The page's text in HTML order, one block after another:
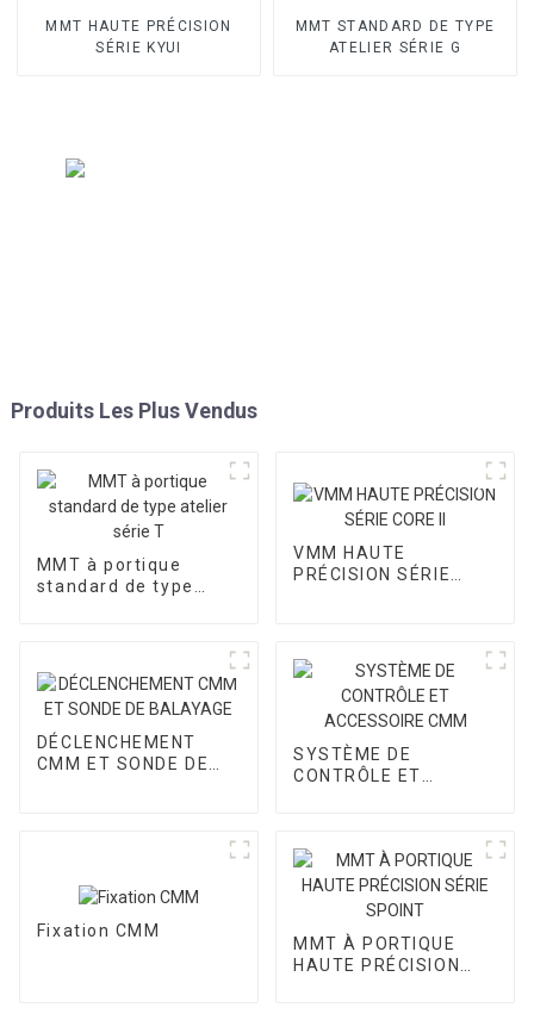
MMT HAUTE PRÉCISION
SÉRIE KYUI
MMT STANDARD DE TYPE
ATELIER SÉRIE G
Produits Les Plus Vendus
MMT à portique
standard de type
VMM HAUTE
PRÉCISION SÉRIE
DÉCLENCHEMENT
CMM ET SONDE DE
SYSTÈME DE
CONTRÔLE ET
Fixation CMM
MMT À PORTIQUE
HAUTE PRÉCISION